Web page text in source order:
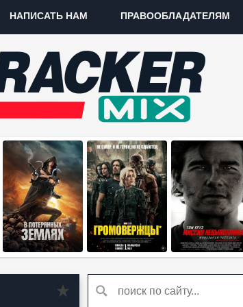
НАПИСАТЬ НАМ ПРАВООБЛАДАТЕЛЯМ